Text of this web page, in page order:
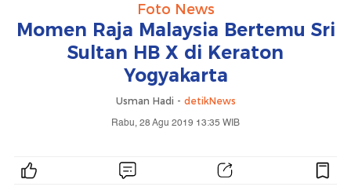
Foto News
Momen Raja Malaysia Bertemu Sri
Sultan HB X di Keraton
Yogyakarta
Usman Hadi - detikNews
Rabu, 28 Agu 2019 13:35 WIB